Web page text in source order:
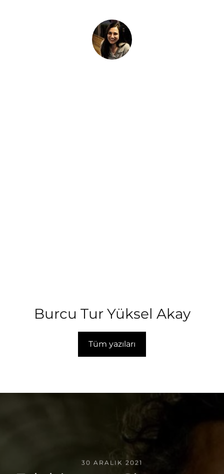
Burcu Tur Yüksel Akay
Tüm yazıları
30 ARALIK 2021